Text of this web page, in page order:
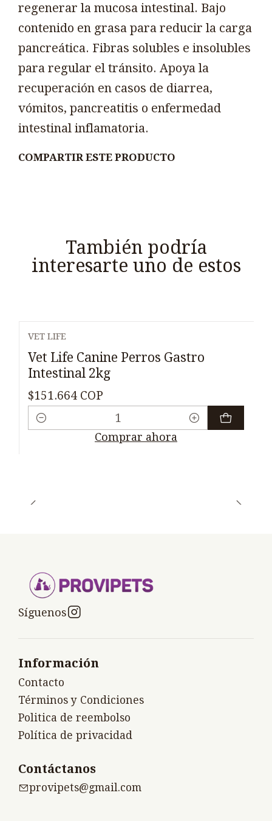
regenerar la mucosa intestinal. Bajo
contenido en grasa para reducir la carga
pancreática. Fibras solubles e insolubles
para regular el tránsito. Apoya la
recuperación en casos de diarrea,
vómitos, pancreatitis o enfermedad
intestinal inflamatoria.
COMPARTIR ESTE PRODUCTO
También podría
interesarte uno de estos
VET LIFE
Vet Life Canine Perros Gastro
Intestinal 2kg
$151.664 COP
Cantidad
Comprar ahora
Síguenos
Información
Contacto
Términos y Condiciones
Politica de reembolso
Política de privacidad
Contáctanos
provipets@gmail.com